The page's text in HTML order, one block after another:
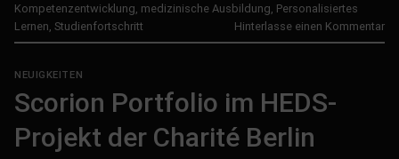
Kompetenzentwicklung medizinische Ausbildung Personalisiertes
Lernen Studienfortschritt Hinterlasse einen Kommentar
NEUIGKEITEN
Scorion Portfolio im HEDS-
Projekt der Charité Berlin